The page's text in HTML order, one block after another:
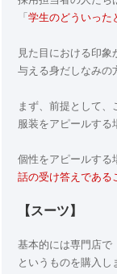
「学生のどういった
見た目における印象
与える身だしなみの
まず、前提として
服装をアピールする
個性をアピールする
話の受け答えである
【スーツ】
基本的には専門店で
というものを購入し